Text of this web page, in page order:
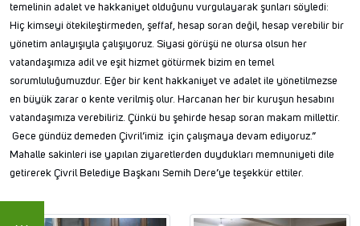
temelinin adalet ve hakkaniyet olduğunu vurgulayarak şunları söyledi:
Hiç kimseyi ötekileştirmeden, şeffaf, hesap soran değil, hesap verebilir bir
yönetim anlayışıyla çalışıyoruz. Siyasi görüşü ne olursa olsun her
vatandaşımıza adil ve eşit hizmet götürmek bizim en temel
sorumluluğumuzdur. Eğer bir kent hakkaniyet ve adalet ile yönetilmezse
en büyük zarar o kente verilmiş olur. Harcanan her bir kuruşun hesabını
vatandaşımıza verebiliriz. Çünkü bu şehirde hesap soran makam millettir.
Gece gündüz demeden Çivril’imiz için çalışmaya devam ediyoruz.”
Mahalle sakinleri ise yapılan ziyaretlerden duydukları memnuniyeti dile
getirerek Çivril Belediye Başkanı Semih Dere’ye teşekkür ettiler.